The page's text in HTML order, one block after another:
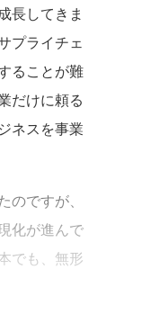
長してきま
プライチェ
ることが難
だけに頼る
ネスを事業
ですが、
化が進んで
でも、無形